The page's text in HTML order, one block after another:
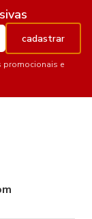
cadastrar
promocionais e